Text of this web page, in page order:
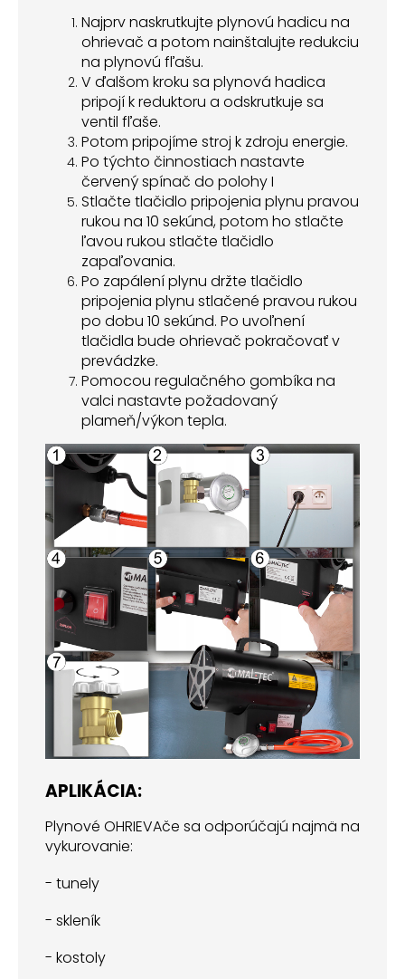
Najprv naskrutkujte plynovú hadicu na
ohrievač a potom nainštalujte redukciu
na plynovú fľašu.
V ďalšom kroku sa plynová hadica
pripojí k reduktoru a odskrutkuje sa
ventil fľaše.
Potom pripojíme stroj k zdroju energie.
Po týchto činnostiach nastavte
červený spínač do polohy I
Stlačte tlačidlo pripojenia plynu pravou
rukou na 10 sekúnd, potom ho stlačte
ľavou rukou stlačte tlačidlo
zapaľovania.
Po zapálení plynu držte tlačidlo
pripojenia plynu stlačené pravou rukou
po dobu 10 sekúnd. Po uvoľnení
tlačidla bude ohrievač pokračovať v
prevádzke.
Pomocou regulačného gombíka na
valci nastavte požadovaný
plameň/výkon tepla.
APLIKÁCIA:
Plynové OHRIEVAče sa odporúčajú najmä na
vykurovanie:
- tunely
- skleník
- kostoly